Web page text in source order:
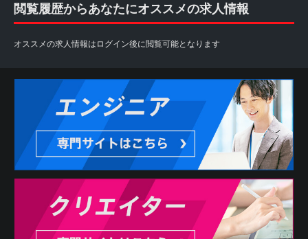
閲覧履歴からあなたにオススメの求人情報
オススメの求人情報はログイン後に閲覧可能となります